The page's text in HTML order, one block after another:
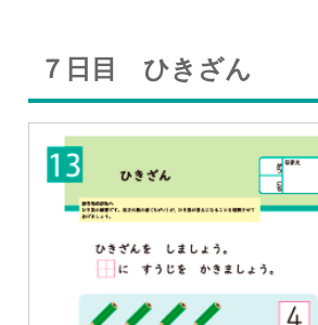
７日目 ひきざん